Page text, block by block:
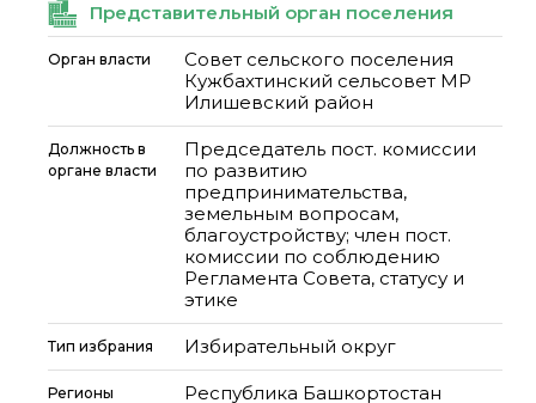
Представительный орган поселения
Орган власти
Совет сельского поселения
Кужбахтинский сельсовет МР
Илишевский район
Должность в
органе власти
Председатель пост. комиссии
по развитию
предпринимательства,
земельным вопросам,
благоустройству; член пост.
комиссии по соблюдению
Регламента Совета, статусу и
этике
Тип избрания Избирательный округ
Регионы Республика Башкортостан